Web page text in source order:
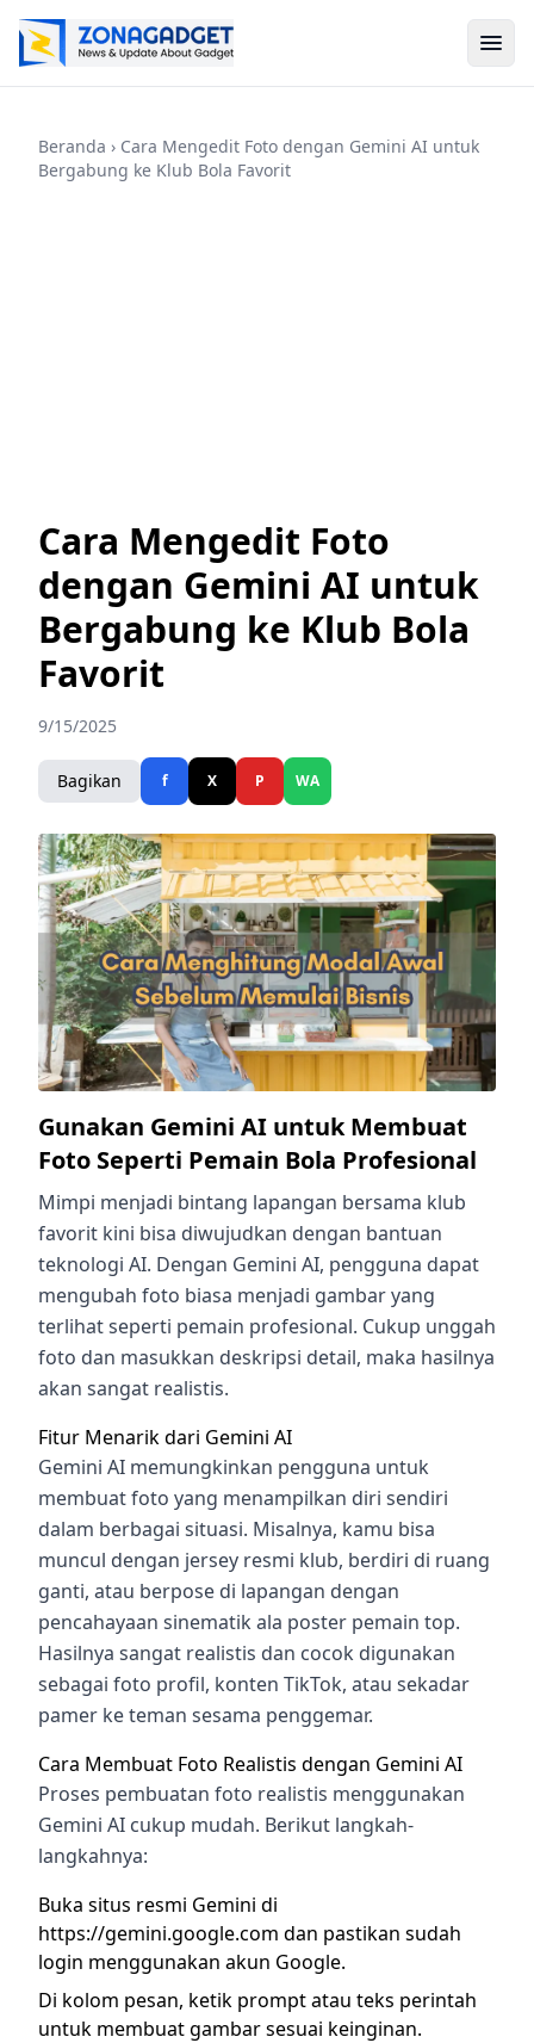
Beranda › Cara Mengedit Foto dengan Gemini AI untuk
Bergabung ke Klub Bola Favorit
Cara Mengedit Foto
dengan Gemini AI untuk
Bergabung ke Klub Bola
Favorit
9/15/2025
Bagikan f X P WA
Gunakan Gemini AI untuk Membuat
Foto Seperti Pemain Bola Profesional
Mimpi menjadi bintang lapangan bersama klub
favorit kini bisa diwujudkan dengan bantuan
teknologi AI. Dengan Gemini AI, pengguna dapat
mengubah foto biasa menjadi gambar yang
terlihat seperti pemain profesional. Cukup unggah
foto dan masukkan deskripsi detail, maka hasilnya
akan sangat realistis.
Fitur Menarik dari Gemini AI
Gemini AI memungkinkan pengguna untuk
membuat foto yang menampilkan diri sendiri
dalam berbagai situasi. Misalnya, kamu bisa
muncul dengan jersey resmi klub, berdiri di ruang
ganti, atau berpose di lapangan dengan
pencahayaan sinematik ala poster pemain top.
Hasilnya sangat realistis dan cocok digunakan
sebagai foto profil, konten TikTok, atau sekadar
pamer ke teman sesama penggemar.
Cara Membuat Foto Realistis dengan Gemini AI
Proses pembuatan foto realistis menggunakan
Gemini AI cukup mudah. Berikut langkah-
langkahnya:
Buka situs resmi Gemini di
https://gemini.google.com dan pastikan sudah
login menggunakan akun Google.
Di kolom pesan, ketik prompt atau teks perintah
untuk membuat gambar sesuai keinginan.